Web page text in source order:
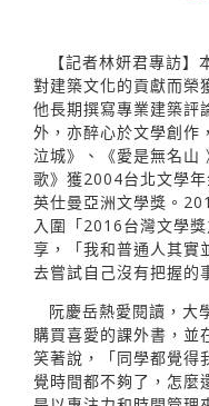
【記者林妍君專訪
對建築文化的貢獻而榮
他長期撰寫專業建築評
外，亦醉心於文學創作
泣城》、《愛是無名山
歌》獲2004台北文學
英仕曼亞洲文學獎。
入圍「2016台灣文學
享，「我和普通人其實
去嘗試自己沒有把握的
阮慶岳熱愛閱讀，大
購買喜愛的課外書，並
笑著說，「同學都覺得
覺時間都不夠了，怎麼